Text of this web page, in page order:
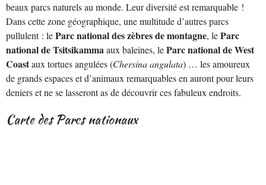
beaux parcs naturels au monde. Leur diversité est remarquable !
Dans cette zone géographique, une multitude d’autres parcs
pullulent : leParc national des zèbres de montagne, leParc
national de Tsitsikammaaux baleines, leParc national de West
Coastaux tortues angulées (Chersina angulata) … les amoureux
de grands espaces et d’animaux remarquables en auront pour leurs
deniers et ne se lasseront as de découvrir ces fabuleux endroits.
Carte des Parcs nationaux